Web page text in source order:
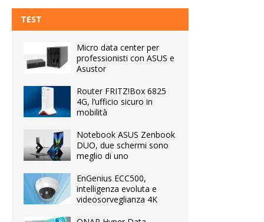
TEST
Micro data center per
professionisti con ASUS e
Asustor
Router FRITZ!Box 6825
4G, l’ufficio sicuro in
mobilità
Notebook ASUS Zenbook
DUO, due schermi sono
meglio di uno
EnGenius ECC500,
intelligenza evoluta e
videosorveglianza 4K